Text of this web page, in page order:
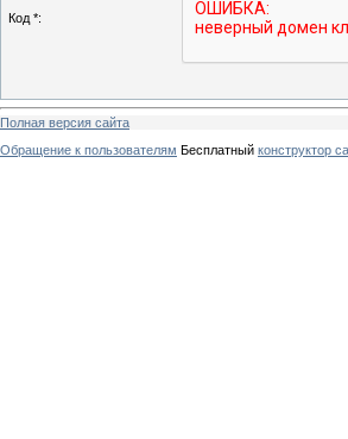
Код *:
Полная версия сайта
Обращение к пользователям Бесплатный конструктор